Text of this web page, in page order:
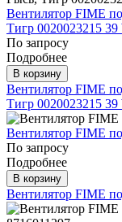
Вентилятор FIME
Тигр 0020023215 39
По запросу
Подробнее
В корзину
Вентилятор FIME
Тигр 0020023215 39
Вентилятор FIME
По запросу
Подробнее
В корзину
Вентилятор FIME